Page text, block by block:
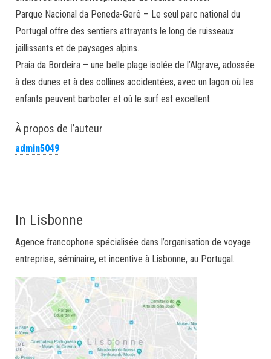
Parque Nacional da Peneda-Gerê – Le seul parc national du
Portugal offre des sentiers attrayants le long de ruisseaux
jaillissants et de paysages alpins.
Praia da Bordeira – une belle plage isolée de l’Algrave, adossée
à des dunes et à des collines accidentées, avec un lagon où les
enfants peuvent barboter et où le surf est excellent.
À propos de l’auteur
admin5049
In Lisbonne
Agence francophone spécialisée dans l’organisation de voyage
entreprise, séminaire, et incentive à Lisbonne, au Portugal.